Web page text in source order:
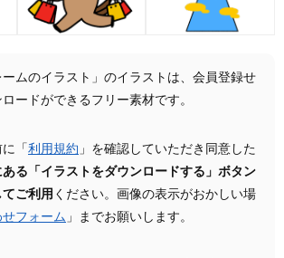
ームのイラスト」のイラストは、会員登録せ
ードができるフリー素材です。
「 利用規約 」を確認していただき同意した
る「イラストをダウンロードする」ボタン
ご利用 ください。画像の表示がおかしい場
フォーム 」までお願いします。